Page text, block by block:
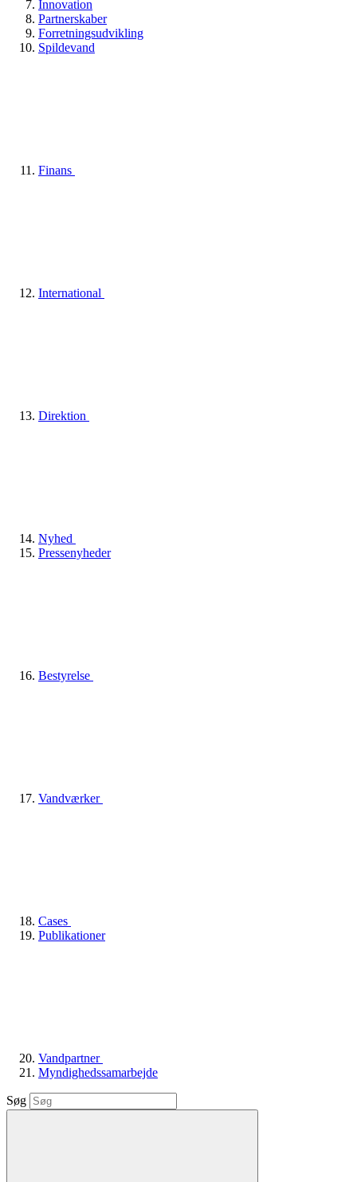
Innovation
Partnerskaber
Forretningsudvikling
Spildevand
Finans
International
Direktion
Nyhed
Pressenyheder
Bestyrelse
Vandværker
Cases
Publikationer
Vandpartner
Myndighedssamarbejde
Søg